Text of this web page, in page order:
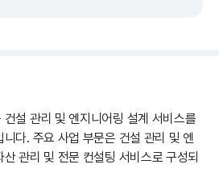
설 관리 및 엔지니어링 설계 서비스를
다. 주요 사업 부문은 건설 관리 및 엔
관리 및 전문 컨설팅 서비스로 구성되